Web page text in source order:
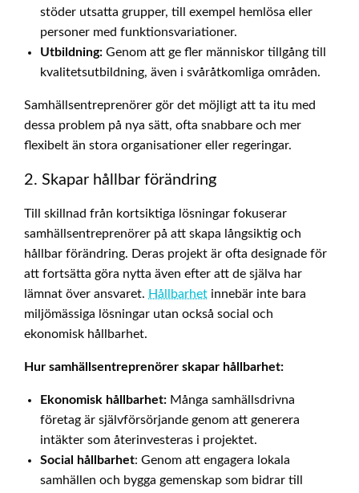
stöder utsatta grupper, till exempel hemlösa eller
personer med funktionsvariationer.
Utbildning: Genom att ge fler människor tillgång till
kvalitetsutbildning, även i svåråtkomliga områden.
Samhällsentreprenörer gör det möjligt att ta itu med
dessa problem på nya sätt, ofta snabbare och mer
flexibelt än stora organisationer eller regeringar.
2. Skapar hållbar förändring
Till skillnad från kortsiktiga lösningar fokuserar
samhällsentreprenörer på att skapa långsiktig och
hållbar förändring. Deras projekt är ofta designade för
att fortsätta göra nytta även efter att de själva har
lämnat över ansvaret. Hållbarhet innebär inte bara
miljömässiga lösningar utan också social och
ekonomisk hållbarhet.
Hur samhällsentreprenörer skapar hållbarhet:
Ekonomisk hållbarhet: Många samhällsdrivna
företag är självförsörjande genom att generera
intäkter som återinvesteras i projektet.
Social hållbarhet: Genom att engagera lokala
samhällen och bygga gemenskap som bidrar till